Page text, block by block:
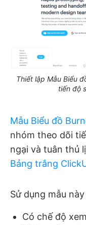
Thiết lập Mẫu Biểu
tiến độ
Mẫu Biểu đồ
nhóm theo dõi
ngại và tuân thủ
Bảng trắng
Sử dụng mẫu
Có chế độ